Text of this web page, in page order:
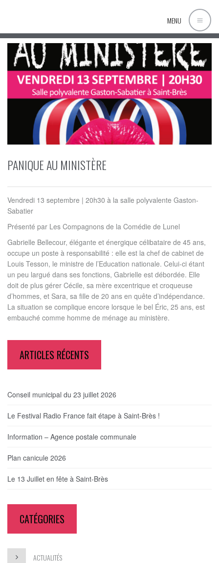
MENU
PANIQUE AU MINISTÈRE
Vendredi 13 septembre | 20h30 à la salle polyvalente Gaston-
Sabatier
Présenté par Les Compagnons de la Comédie de Lunel
Gabrielle Bellecour, élégante et énergique célibataire de 45 ans,
occupe un poste à responsabilité : elle est la chef de cabinet de
Louis Tesson, le ministre de l’Education nationale. Celui-ci étant
un peu largué dans ses fonctions, Gabrielle est débordée. Elle
doit de plus gérer Cécile, sa mère excentrique et croqueuse
d’hommes, et Sara, sa fille de 20 ans en quête d’indépendance.
La situation se complique encore lorsque le bel Éric, 25 ans, est
embauché comme homme de ménage au ministère.
ARTICLES RÉCENTS
Conseil municipal du 23 juillet 2026
Le Festival Radio France fait étape à Saint-Brès !
Information – Agence postale communale
Plan canicule 2026
Le 13 Juillet en fête à Saint-Brès
CATÉGORIES
ACTUALITÉS